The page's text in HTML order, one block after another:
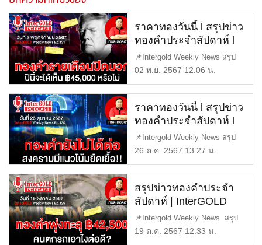
ราคาทองวันนี้ l สรุปข่าว
ทองคำประจำสัปดาห์ l
InterGold Weekly
NEWS Ep.131
📌Intergold Weekly News สรุป
ข่าวทองคำ ประจำสัปดาห์ EP131
02 พ.ย. 2567 12.06 น.
ราคาทองวันนี้ l สรุปข่าว
ทองคำประจำสัปดาห์ l
InterGold Weekly
NEWS Ep.130
📌Intergold Weekly News สรุป
ข่าวทองคำ ประจำสัปดาห์ EP130
26 ต.ค. 2567 13.27 น.
สรุปข่าวทองคำประจำ
สัปดาห์ | InterGOLD
WEEKLY NEWS
EP.129 | ราคาทองวันนี้ |
📌Intergold Weekly News สรุป
ข่าวทองคำ ประจำสัปดาห์ EP12
19 ต.ค. 2567 12.33 น.